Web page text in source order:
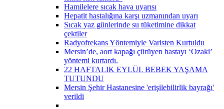
Hamilelere sıcak hava uyarısı
Hepatit hastalığına karşı uzmanından uyarı
Sıcak yaz günlerinde su tüketimine dikkat
çektiler
Radyofrekans Yöntemiyle Varisten Kurtuldu
Mersin’de, aort kapağı çürüyen hastayı ‘Ozaki’
yöntemi kurtardı.
22 HAFTALIK EYLÜL BEBEK YAŞAMA
TUTUNDU
Mersin Şehir Hastanesine 'erişilebilirlik bayrağı'
verildi